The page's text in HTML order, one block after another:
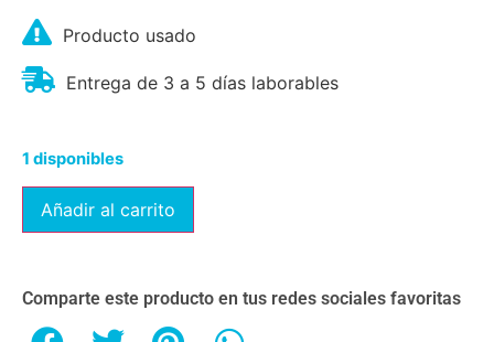
Producto usado
Entrega de 3 a 5 días laborables
1 disponibles
Añadir al carrito
Comparte este producto en tus redes sociales favoritas